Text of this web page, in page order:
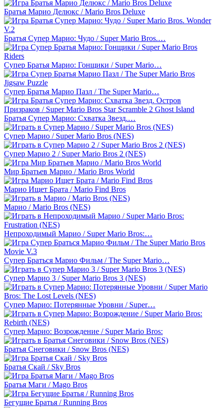
Братья Марио Делюкс / Mario Bros Deluxe
Братья Супер Марио: Чудо / Super Mario Bros.…
Супер Братья Марио: Гонщики / Super Mario…
Супер Братья Марио Пазл / The Super Mario…
Братья Супер Марио: Схватка Звезд.…
Супер Марио / Super Mario Bros (NES)
Супер Марио 2 / Super Mario Bros 2 (NES)
Мир Братьев Марио / Mario Bros World
Марио Ищет Брата / Mario Find Bros
Марио / Mario Bros (NES)
Непроходимый Марио / Super Mario Bros:…
Cупер Браться Марио Фильм / The Super Mario…
Супер Марио 3 / Super Mario Bros 3 (NES)
Супер Марио: Потерянные Уровни / Super…
Супер Марио: Возрождение / Super Mario Bros:
Братья Снеговики / Snow Bros (NES)
Братья Скай / Sky Bros
Братья Маги / Mago Bros
Бегущие Братья / Running Bros